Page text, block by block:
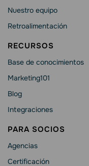
Nuestro equipo
Retroalimentación
RECURSOS
Base de conocimientos
Marketing101
Blog
Integraciones
PARA SOCIOS
Agencias
Certificación